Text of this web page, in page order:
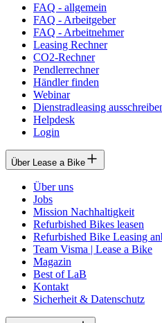
FAQ - allgemein
FAQ - Arbeitgeber
FAQ - Arbeitnehmer
Leasing Rechner
CO2-Rechner
Pendlerrechner
Händler finden
Webinar
Dienstradleasing
Helpdesk
Login
Über Lease a Bike
Über uns
Jobs
Mission Nachhaltigkeit
Refurbished Bikes leasen
Refurbished Bike Leasing
Team Visma | Lease a Bike
Magazin
Best of LaB
Kontakt
Sicherheit & Datenschutz